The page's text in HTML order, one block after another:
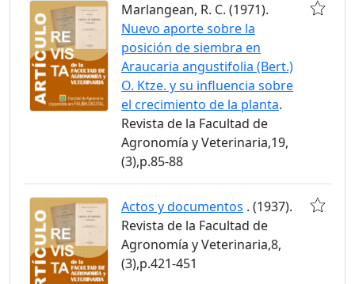
Marlangean, R. C. (1971).
Nuevo aporte sobre la
posición de siembra en
Araucaria angustifolia (Bert.)
O. Ktze. y su influencia sobre
el crecimiento de la planta.
Revista de la Facultad de
Agronomía y Veterinaria,19,
(3),p.85-88
Actos y documentos . (1937).
Revista de la Facultad de
Agronomía y Veterinaria,8,
(3),p.421-451